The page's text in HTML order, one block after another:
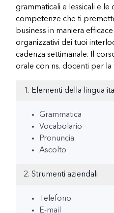
grammaticali e lessicali e
competenze che ti
business in maniera
organizzativi dei tuoi
cadenza settimanale. Il
orale con ns. docenti per
1. Elementi della lingua
Grammatica
Vocabolario
Pronuncia
Ascolto
2. Strumenti aziendali
Telefono
E-mail